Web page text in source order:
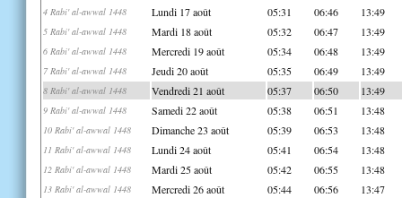
4 Rabi' al-awwal 1448 Lundi 17 août 05:31 06:46 13:49
5 Rabi' al-awwal 1448 Mardi 18 août 05:32 06:47 13:49
6 Rabi' al-awwal 1448 Mercredi 19 août 05:34 06:48 13:49
7 Rabi' al-awwal 1448 Jeudi 20 août 05:35 06:49 13:49
8 Rabi' al-awwal 1448 Vendredi 21 août 05:37 06:50 13:49
9 Rabi' al-awwal 1448 Samedi 22 août 05:38 06:51 13:48
10 Rabi' al-awwal 1448 Dimanche 23 août 05:39 06:53 13:48
11 Rabi' al-awwal 1448 Lundi 24 août 05:41 06:54 13:48
12 Rabi' al-awwal 1448 Mardi 25 août 05:42 06:55 13:48
13 Rabi' al-awwal 1448 Mercredi 26 août 05:44 06:56 13:47